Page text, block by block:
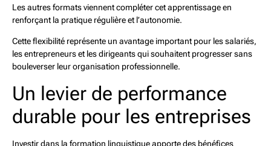
Les autres formats viennent compléter cet apprentissage en
renforçant la pratique régulière et l’autonomie.
Cette flexibilité représente un avantage important pour les salariés,
les entrepreneurs et les dirigeants qui souhaitent progresser sans
bouleverser leur organisation professionnelle.
Un levier de performance
durable pour les entreprises
Investir dans la formation linguistique apporte des bénéfices